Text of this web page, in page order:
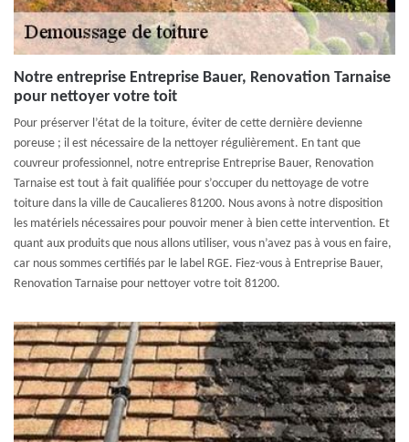
Notre entreprise Entreprise Bauer, Renovation Tarnaise
pour nettoyer votre toit
Pour préserver l’état de la toiture, éviter de cette dernière devienne
poreuse ; il est nécessaire de la nettoyer régulièrement. En tant que
couvreur professionnel, notre entreprise Entreprise Bauer, Renovation
Tarnaise est tout à fait qualifiée pour s’occuper du nettoyage de votre
toiture dans la ville de Caucalieres 81200. Nous avons à notre disposition
les matériels nécessaires pour pouvoir mener à bien cette intervention. Et
quant aux produits que nous allons utiliser, vous n’avez pas à vous en faire,
car nous sommes certifiés par le label RGE. Fiez-vous à Entreprise Bauer,
Renovation Tarnaise pour nettoyer votre toit 81200.